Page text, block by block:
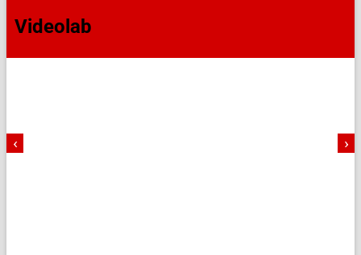
Videolab
‹ ›